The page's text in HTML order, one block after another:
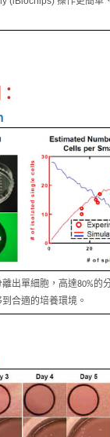
出單細胞，高達80%的
合適的培養環境。